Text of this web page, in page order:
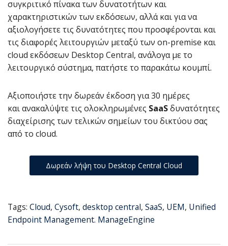
συγκριτικό πίνακα των δυνατοτήτων και
χαρακτηριστικών των εκδόσεων, αλλά και για να
αξιολογήσετε τις δυνατότητες που προσφέρονται και
τις διαφορές λειτουργιών μεταξύ των on-premise και
cloud εκδόσεων Desktop Central, ανάλογα με το
λειτουργικό σύστημα, πατήστε το παρακάτω κουμπί.
Αξιοποιήστε την δωρεάν έκδοση για 30 ημέρες
και ανακαλύψτε τις ολοκληρωμένες SaaSδυνατότητες
διαχείρισης των τελικών σημείων του δικτύου σας
από το cloud.
Δωρεάν λήψη του Desktop Central Cloud
Tags: Cloud, Cysoft, desktop central, SaaS, UEM, Unified
Endpoint Management. ManageEngine